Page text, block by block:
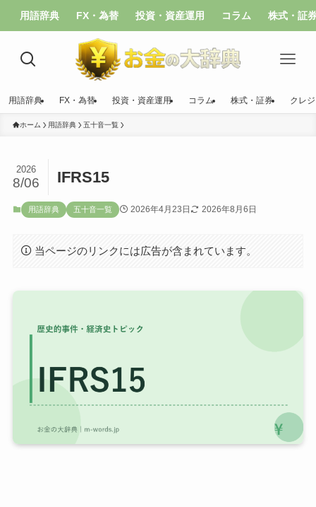
用語辞典 FX・為替 投資・資産運用 コラム 株式・証
用語辞典 FX・為替 投資・資産運用 コラム 株式・証券 クレ
ホーム 用語辞典 五十音一覧
IFRS15
2026
8/06
用語辞典 五十音一覧 2026年4月23日 2026年8月6日
当ページのリンクには広告が含まれています。